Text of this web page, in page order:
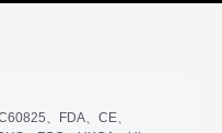
、FDA、CE、